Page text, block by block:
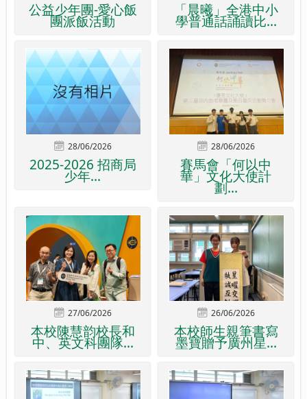
公益少年團-愛心飯
團派飯活動
「晨曦」全港中小
學普通話誦讀比...
28/06/2026
2025-2026 招商局
少年...
28/06/2026
賽馬會「何以中
華」文化大使計
劃...
27/06/2026
本校陳慧韵校長和
中、英文科團隊...
26/06/2026
本校師生親筆書寫
墨寶贈予廣州星...